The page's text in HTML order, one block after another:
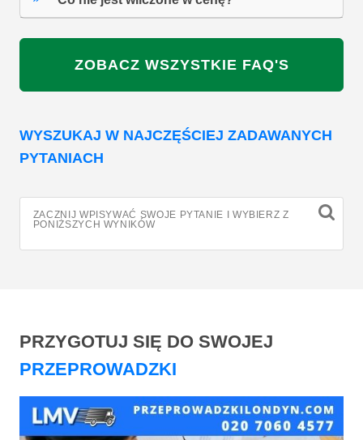
ZOBACZ WSZYSTKIE FAQ'S
WYSZUKAJ W NAJCZĘŚCIEJ ZADAWANYCH
PYTANIACH
ZACZNIJ WPISYWAĆ SWOJE PYTANIE I WYBIERZ Z
PONIŻSZYCH WYNIKÓW
PRZYGOTUJ SIĘ DO SWOJEJ
PRZEPROWADZKI